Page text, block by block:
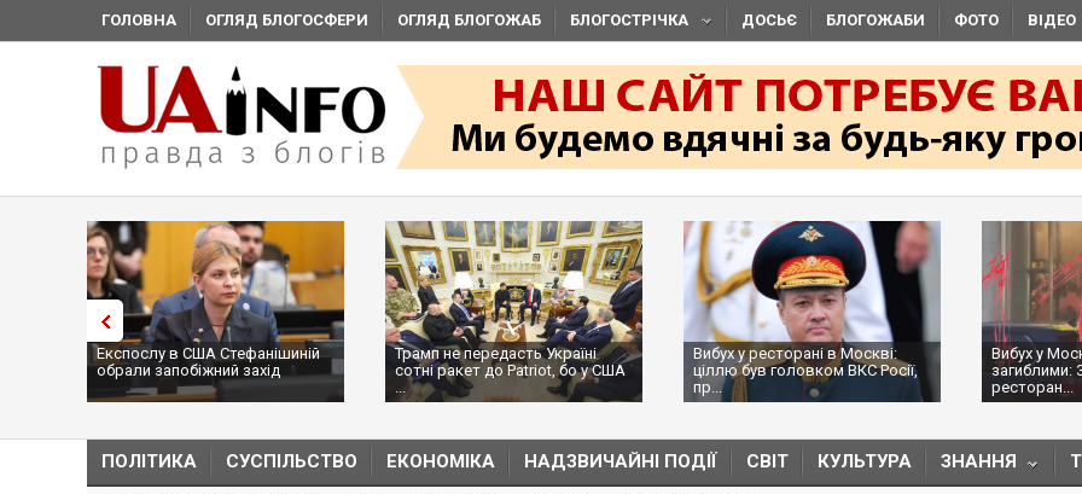
ГОЛОВНА ОГЛЯД БЛОГОСФЕРИ ОГЛЯД БЛОГОЖАБ БЛОГОСТРІЧКА ДОСЬЄ БЛОГОЖАБИ ФОТО ВІДЕО
Експослу в США Стефанішиній
обрали запобіжний захід
Трамп не передасть Україні
сотні ракет до Patriot, бо у США
...
Вибух у ресторані в Москві:
ціллю був головком ВКС Росії,
пр...
Вибух у
загиблими:
ресторан...
ПОЛІТИКА СУСПІЛЬСТВО ЕКОНОМІКА НАДЗВИЧАЙНІ ПОДІЇ СВІТ КУЛЬТУРА ЗНАННЯ